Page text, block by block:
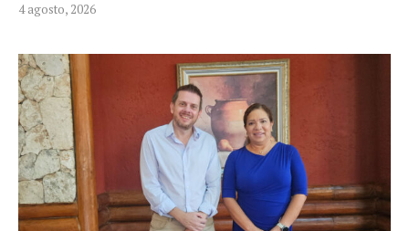
4 agosto, 2026